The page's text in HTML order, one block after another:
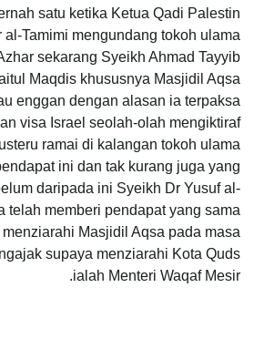
satu ketika Ketua Qadi Palestin
al-Tamimi mengundang tokoh ulama
sekarang Syeikh Ahmad Tayyib
Maqdis khususnya Masjidil Aqsa
enggan dengan alasan ia terpaksa
visa Israel seolah-olah mengiktiraf
ramai di kalangan tokoh ulama
ini dan tak kurang juga yang
daripada ini Syeikh Dr Yusuf al-
telah memberi pendapat yang sama
Masjidil Aqsa pada masa
supaya menziarahi Kota Quds
ialah Menteri Waqaf Mesir.